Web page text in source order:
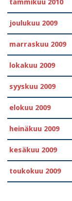
joulukuu 2009
marraskuu 2009
lokakuu 2009
syyskuu 2009
elokuu 2009
heinäkuu 2009
kesäkuu 2009
toukokuu 2009